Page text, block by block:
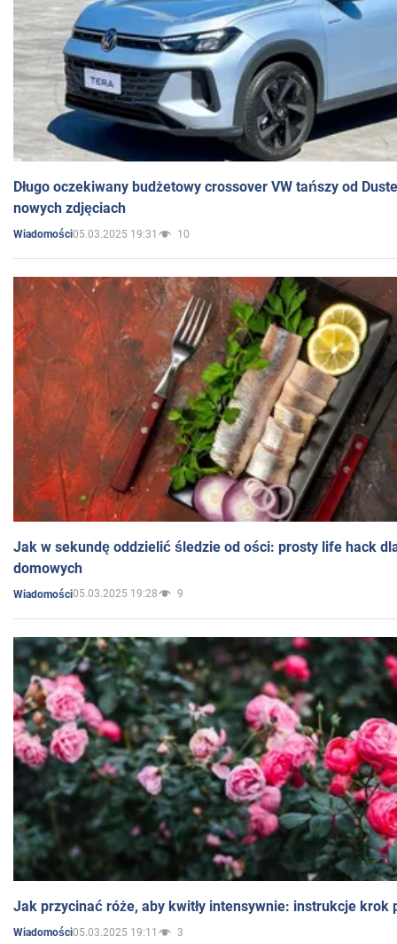
Długo oczekiwany budżetowy crossover VW tańszy od
nowych zdjęciach
Wiadomości05.03.2025 19:31 10
Jak w sekundę oddzielić śledzie od ości: prosty life hack
domowych
Wiadomości05.03.2025 19:28 9
Jak przycinać róże, aby kwitły intensywnie: instrukcje krok
Wiadomości05.03.2025 19:11 3